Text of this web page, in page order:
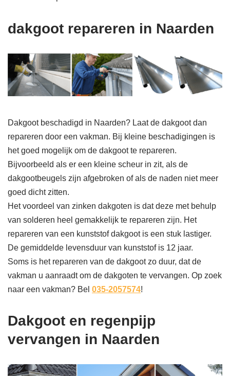
dakgoot repareren in Naarden
Dakgoot beschadigd in Naarden? Laat de dakgoot dan
repareren door een vakman. Bij kleine beschadigingen is
het goed mogelijk om de dakgoot te repareren.
Bijvoorbeeld als er een kleine scheur in zit, als de
dakgootbeugels zijn afgebroken of als de naden niet meer
goed dicht zitten.
Het voordeel van zinken dakgoten is dat deze met behulp
van solderen heel gemakkelijk te repareren zijn. Het
repareren van een kunststof dakgoot is een stuk lastiger.
De gemiddelde levensduur van kunststof is 12 jaar.
Soms is het repareren van de dakgoot zo duur, dat de
vakman u aanraadt om de dakgoten te vervangen. Op zoek
naar een vakman? Bel 035-2057574!
Dakgoot en regenpijp
vervangen in Naarden